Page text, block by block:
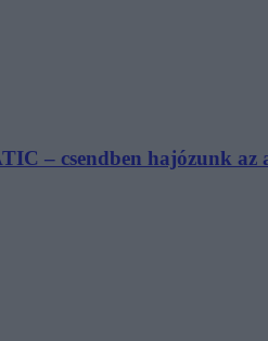
– csendben hajózunk az